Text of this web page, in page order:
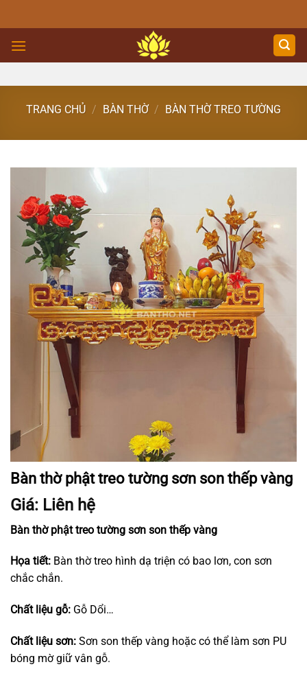
to
content
TRANG CHỦ / BÀN THỜ / BÀN THỜ TREO TƯỜNG
Bàn thờ phật treo tường sơn son thếp vàng
Giá: Liên hệ
Bàn thờ phật treo tường sơn son thếp vàng
Họa tiết: Bàn thờ treo hình dạ triện có bao lơn, con sơn
chắc chắn.
Chất liệu gỗ: Gỗ Dổi…
Chất liệu sơn: Sơn son thếp vàng hoặc có thể làm sơn PU
bóng mờ giữ vân gỗ.